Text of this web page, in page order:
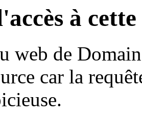
à
web de
car la